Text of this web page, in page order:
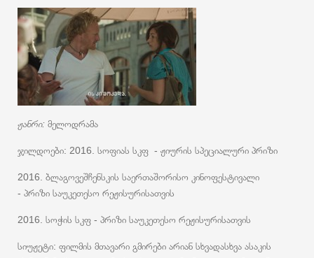
ჟანრი: მელოდრამა
ჯილდოები: 2016. სოფიას სკფ - ჟიურის სპეციალური პრიზი
2016. ბლაგოვეშჩენსკის საერთაშორისო კინოფესტივალი
- პრიზი საუკეთესო რეჟისურისათვის
2016. სოჭის სკფ - პრიზი საუკეთესო რეჟისურისათვის
სიუჟეტი: ფილმის მთავარი გმირები არიან სხვადასხვა ასაკის